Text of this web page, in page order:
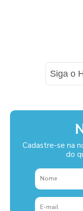
Siga o
Cadastre-se na
do